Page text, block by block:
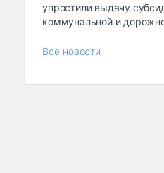
упростили выдачу
коммунальной и
Все новости